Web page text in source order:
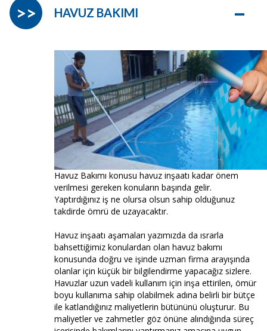
HAVUZ BAKIMI –
>>
Havuz Bakımı konusu havuz inşaatı kadar önem
verilmesi gereken konuların başında gelir.
Yaptırdığınız iş ne olursa olsun sahip olduğunuz
takdirde ömrü de uzayacaktır.
Havuz inşaatı aşamaları yazımızda da ısrarla
bahsettiğimiz konulardan olan havuz bakımı
konusunda doğru ve işinde uzman firma arayışında
olanlar için küçük bir bilgilendirme yapacağız sizlere.
Havuzlar uzun vadeli kullanım için inşa ettirilen, ömür
boyu kullanıma sahip olabilmek adına belirli bir bütçe
ile katlandığınız maliyetlerin bütününü oluşturur. Bu
maliyetler ve zahmetler göz önüne alındığında süreç